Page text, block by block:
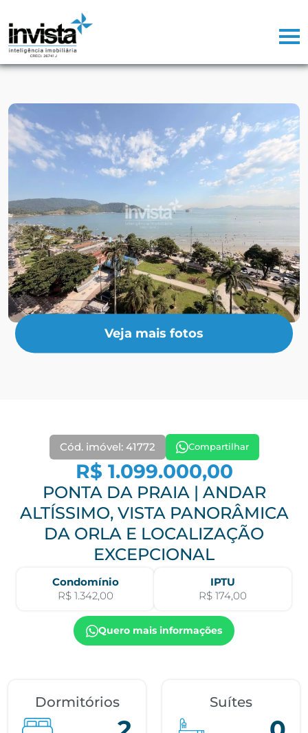
Veja mais fotos
Cód. imóvel: 41772 Compartilhar
R$ 1.099.000,00
PONTA DA PRAIA | ANDAR
ALTÍSSIMO, VISTA PANORÂMICA
DA ORLA E LOCALIZAÇÃO
EXCEPCIONAL
Condomínio
R$ 1.342,00
IPTU
R$ 174,00
Quero mais informações
Dormitórios Suítes